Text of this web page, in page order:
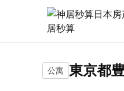
公寓 東京都